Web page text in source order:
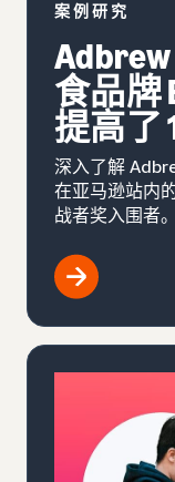
案例研究
食品牌
提高了
深入了解
在亚马逊站内
战者奖入围者。